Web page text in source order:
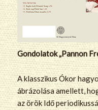
Gondolatok „Pannon
A klasszikus Ókor
ábrázolása amellett,
az örök Idő